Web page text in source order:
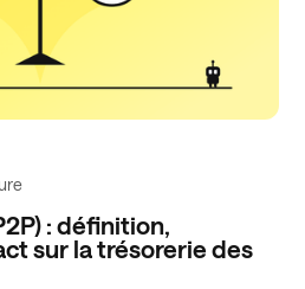
: définition,
sur la trésorerie des